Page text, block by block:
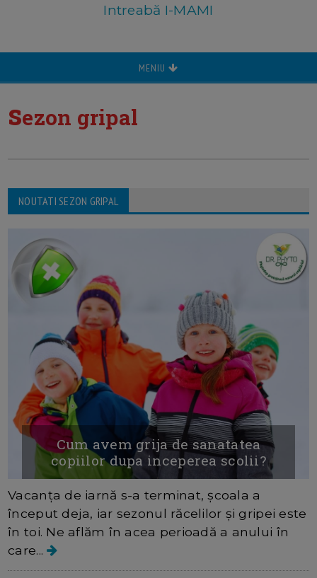
Intreabă I-MAMI
MENIU
sezon gripal
NOUTATI SEZON GRIPAL
Cum avem grija de sanatatea
copiilor dupa inceperea scolii?
Vacanța de iarnă s-a terminat, școala a
început deja, iar sezonul răcelilor și gripei este
în toi. Ne aflăm în acea perioadă a anului în
care...